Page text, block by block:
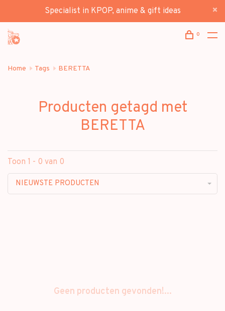
Specialist in KPOP, anime & gift ideas
0
Home Tags BERETTA
Producten getagd met
BERETTA
Toon 1 - 0 van 0
NIEUWSTE PRODUCTEN
Geen producten gevonden!...